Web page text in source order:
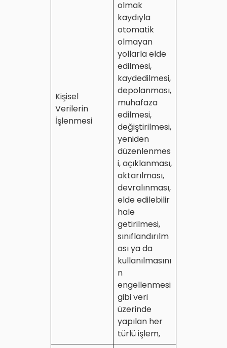
Kişisel
Verilerin
İşlenmesi
olmak
kaydıyla
otomatik
olmayan
yollarla elde
edilmesi,
kaydedilmesi,
depolanması,
muhafaza
edilmesi,
değiştirilmesi,
yeniden
düzenlenmes
i, açıklanması,
aktarılması,
devralınması,
elde edilebilir
hale
getirilmesi,
sınıflandırılm
ası ya da
kullanılmasını
n
engellenmesi
gibi veri
üzerinde
yapılan her
türlü işlem,